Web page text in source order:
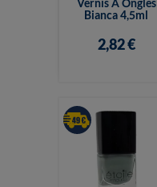
Bianca 4,5ml
2,82 €